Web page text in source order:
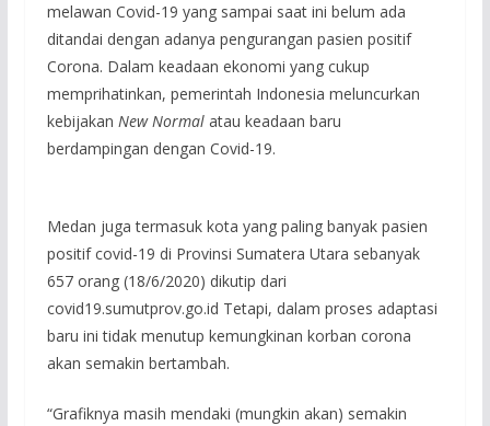
melawan Covid-19 yang sampai saat ini belum ada
ditandai dengan adanya pengurangan pasien positif
Corona. Dalam keadaan ekonomi yang cukup
memprihatinkan, pemerintah Indonesia meluncurkan
kebijakan New Normalatau keadaan baru
berdampingan dengan Covid-19.
Medan juga termasuk kota yang paling banyak pasien
positif covid-19 di Provinsi Sumatera Utara sebanyak
657 orang (18/6/2020) dikutip dari
covid19.sumutprov.go.id Tetapi, dalam proses adaptasi
baru ini tidak menutup kemungkinan korban corona
akan semakin bertambah.
“Grafiknya masih mendaki (mungkin akan) semakin